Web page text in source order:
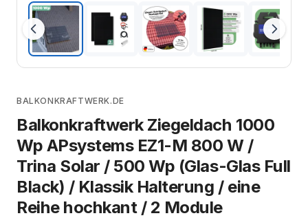
BALKONKRAFTWERK.DE
Balkonkraftwerk Ziegeldach 1000
Wp APsystems EZ1-M 800 W /
Trina Solar / 500 Wp (Glas-Glas Full
Black) / Klassik Halterung / eine
Reihe hochkant / 2 Module